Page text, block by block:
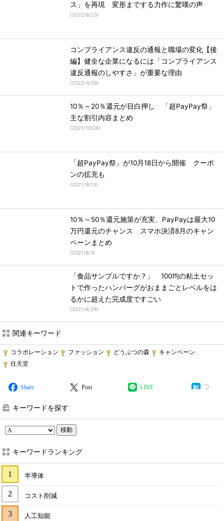
ス」を再現 変形までする力作に驚嘆の声
(2022/6/23)
コンプライアンス違反の通報と職場の変化【後
編】健全な企業になるには「コンプライアンス
違反通報のしやすさ」が重要な理由
(2022/4/26)
10％～20％還元が目白押し 「超PayPay祭」
主な割引内容まとめ
(2021/10/26)
「超PayPay祭」が10月18日から開催 クーポ
ンの拡充も
(2021/9/13)
10％～50％還元施策が充実、PayPayは最大10
万円還元のチャンス スマホ決済8月のキャン
ペーンまとめ
(2021/8/3)
「食品サンプルですか？」 100均の粘土セッ
トで作ったハンバーグがおままごとレベルをは
るかに超えた完成度ですごい
(2021/6/29)
関連キーワード
コラボレーション ファッション どうぶつの森
キャンペーン
任天堂
Share Post LINE
キーワードを探す
移動
キーワードランキング
半導体
コスト削減
人工知能